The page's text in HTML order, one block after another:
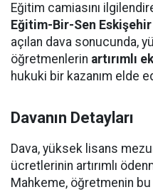
Eğitim camiasını
Eğitim-Bir-Sen
açılan dava sonucunda,
öğretmenlerin artırımlı
hukuki bir kazanım elde
Davanın Detayları
Dava, yüksek lisans
ücretlerinin artırımlı
Mahkeme, öğretmenin